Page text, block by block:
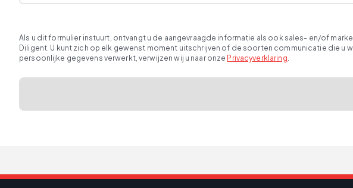
Als u dit formulier instuurt, ontvangt u de aangevraagde informatie als ook sales- en/of
Diligent. U kunt zich op elk gewenst moment uitschrijven of de soorten communicatie die u
persoonlijke gegevens verwerkt, verwijzen wij u naar onze Privacyverklaring.